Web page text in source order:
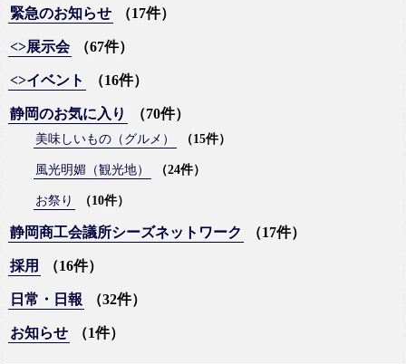
緊急のお知らせ （17件）
<>展示会 （67件）
<>イベント （16件）
静岡のお気に入り （70件）
美味しいもの（グルメ） （15件）
風光明媚（観光地） （24件）
お祭り （10件）
静岡商工会議所シーズネットワーク （17件）
採用 （16件）
日常・日報 （32件）
お知らせ （1件）